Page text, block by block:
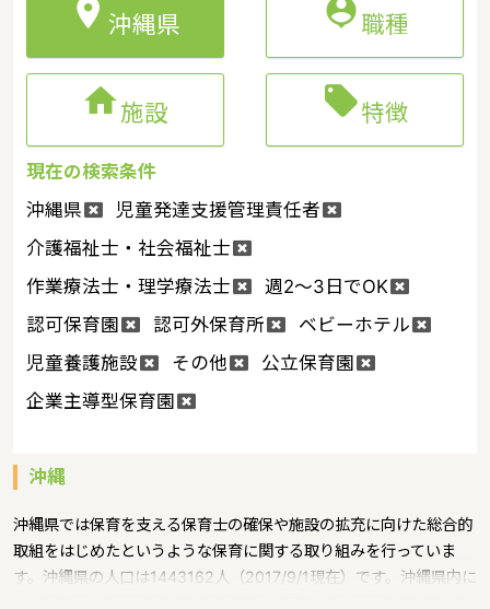
 沖縄県 職種
施設 特徴
現在の検索条件
沖縄県
児童発達支援管理責任者
介護福祉士・社会福祉士
作業療法士・理学療法士
週2～3日でOK
認可保育園
認可外保育所
ベビーホテル
児童養護施設
その他
公立保育園
企業主導型保育園
沖縄
沖縄県では保育を支える保育士の確保や施設の拡充に向けた総合的
取組をはじめたというような保育に関する取り組みを行っていま
す。沖縄県の人口は1443162人（2017/9/1現在）です。沖縄県内に